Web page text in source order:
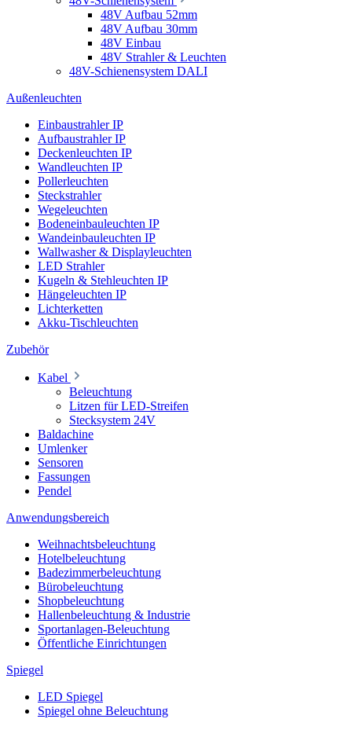
48V Aufbau 52mm
48V Aufbau 30mm
48V Einbau
48V Strahler & Leuchten
48V-Schienensystem DALI
Außenleuchten
Einbaustrahler IP
Aufbaustrahler IP
Deckenleuchten IP
Wandleuchten IP
Pollerleuchten
Steckstrahler
Wegeleuchten
Bodeneinbauleuchten IP
Wandeinbauleuchten IP
Wallwasher & Displayleuchten
LED Strahler
Kugeln & Stehleuchten IP
Hängeleuchten IP
Lichterketten
Akku-Tischleuchten
Zubehör
Kabel
Beleuchtung
Litzen für LED-Streifen
Stecksystem 24V
Baldachine
Umlenker
Sensoren
Fassungen
Pendel
Anwendungsbereich
Weihnachtsbeleuchtung
Hotelbeleuchtung
Badezimmerbeleuchtung
Bürobeleuchtung
Shopbeleuchtung
Hallenbeleuchtung & Industrie
Sportanlagen-Beleuchtung
Öffentliche Einrichtungen
Spiegel
LED Spiegel
Spiegel ohne Beleuchtung